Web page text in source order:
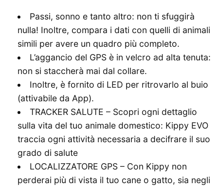
Passi, sonno e tanto altro: non ti sfuggirà
nulla! Inoltre, compara i dati con quelli di animali
simili per avere un quadro più completo.
L’aggancio del GPS è in velcro ad alta tenuta:
non si staccherà mai dal collare.
Inoltre, è fornito di LED per ritrovarlo al buio
(attivabile da App).
TRACKER SALUTE – Scopri ogni dettaglio
sulla vita del tuo animale domestico: Kippy EVO
traccia ogni attività necessaria a decifrare il suo
grado di salute
LOCALIZZATORE GPS – Con Kippy non
perderai più di vista il tuo cane o gatto, sia negli